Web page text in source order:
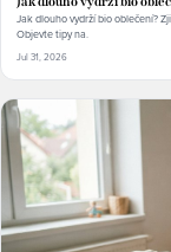
Jak dlouho vydrží bio oblečení?
Objevte tipy na.
Jul 31, 2026